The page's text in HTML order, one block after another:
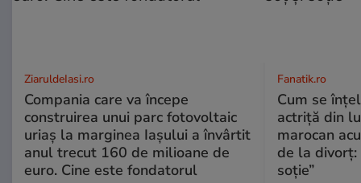
ZiaruldeIasi.ro
Compania care va începe
construirea unui parc fotovoltaic
uriaș la marginea Iașului a învârtit
anul trecut 160 de milioane de
euro. Cine este fondatorul
Fanatik.ro
Cum se
actriță din
marocan
de la divorț:
soție”